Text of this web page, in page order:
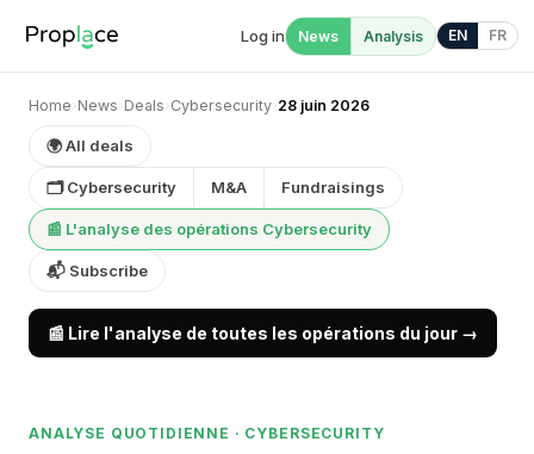
Log in News Analysis EN FR
Home› News› Deals› Cybersecurity› 28 juin 2026
🌍 All deals
🗂 Cybersecurity M&A Fundraisings
📰 L'analyse des opérations Cybersecurity
📬 Subscribe
📰 Lire l'analyse de toutes les opérations du jour →
ANALYSE QUOTIDIENNE · CYBERSECURITY